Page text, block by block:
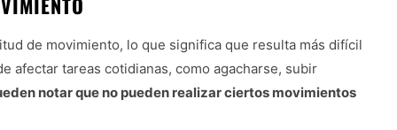
de movimiento, lo que significa que resulta más difícil
afectar tareas cotidianas, como agacharse, subir
notar que no pueden realizar ciertos movimientos